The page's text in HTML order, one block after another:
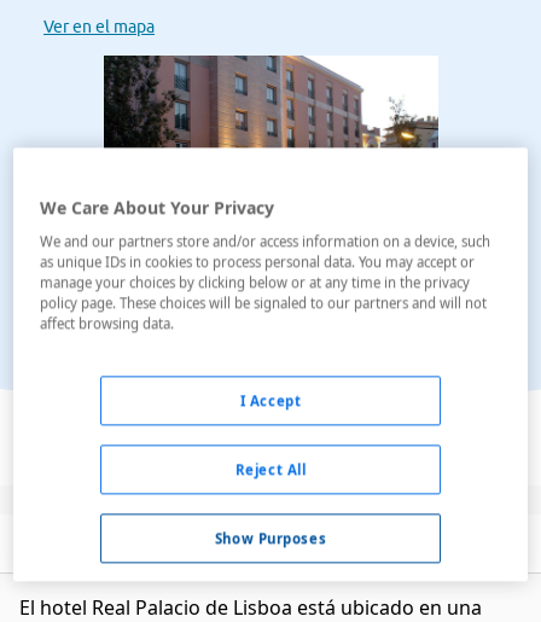
Ver en el mapa
Ver en el mapa
Servicios
El hotel Real Palacio de Lisboa está ubicado en una
We Care About Your Privacy
We and our partners store and/or access information on a device, such
as unique IDs in cookies to process personal data. You may accept or
manage your choices by clicking below or at any time in the privacy
policy page. These choices will be signaled to our partners and will not
affect browsing data.
Show Purposes
Reject All
I Accept